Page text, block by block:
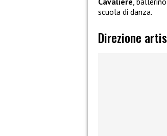
scuola di danza.
Direzione